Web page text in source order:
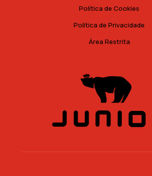
Política de Cookies
Política de Privacidade
Área Restrita